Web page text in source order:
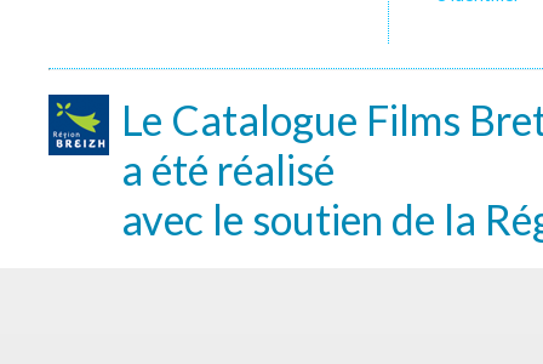
Le Catalogue Films
a été réalisé
avec le soutien de la